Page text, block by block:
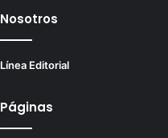
Nosotros
Línea Editorial
Páginas